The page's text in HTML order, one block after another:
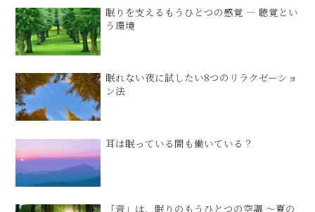
眠りを支えるもうひとつの感覚 ― 聴覚とい
う環境
眠れない夜に試したい8つのリラクゼーショ
ン法
耳は眠っている間も働いている？
「音」は、眠りのもうひとつの空調 ​～夏の